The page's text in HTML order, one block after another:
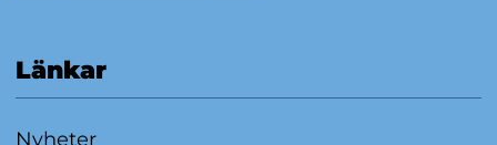
Länkar
Nyheter